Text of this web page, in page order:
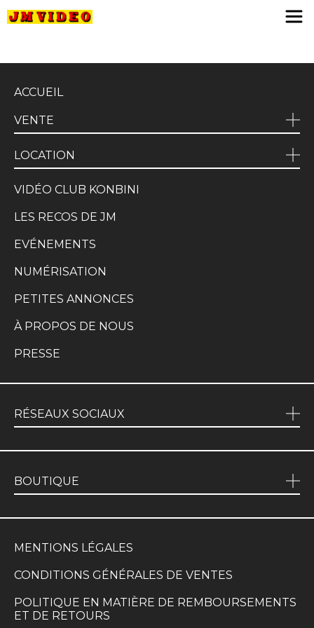
ACCUEIL
VENTE
LOCATION
VIDÉO CLUB KONBINI
LES RECOS DE JM
EVÉNEMENTS
NUMÉRISATION
PETITES ANNONCES
À PROPOS DE NOUS
PRESSE
RÉSEAUX SOCIAUX
BOUTIQUE
MENTIONS LÉGALES
CONDITIONS GÉNÉRALES DE VENTES
POLITIQUE EN MATIÈRE DE REMBOURSEMENTS
ET DE RETOURS